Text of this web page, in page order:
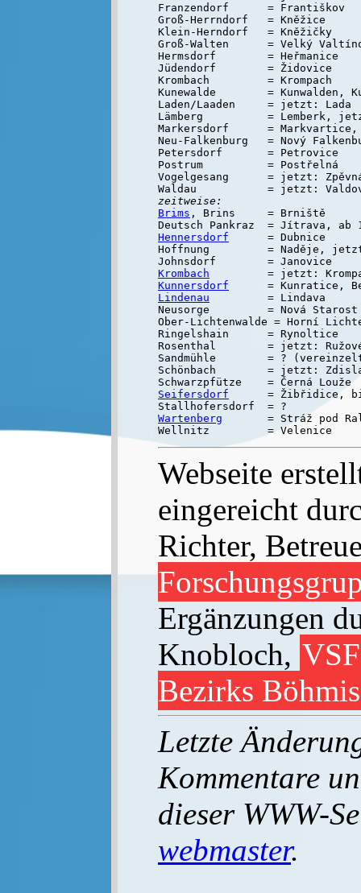
Franzendorf      = Františkov
Groß-Herrndorf   = Kněžice
Klein-Herndorf   = Kněžičky
Groß-Walten      = Velký
Hermsdorf        = Heřmanice
Jüdendorf        = Židovice
Krombach         = Krompach
Kunewalde        = Kunwalden,
Laden/Laaden     = jetzt: Lada
Lämberg          = Lemberk,
Markersdorf      = Markvartice,
Neu-Falkenburg   = Nový
Petersdorf       = Petrovice
Postrum          = Postřelná
Vogelgesang      = jetzt:
zeitweise:
Brims , Brins     = Brniště
Hennersdorf
      = Dubnice
Hoffnung         = Naděje, jetzt
Krombach
Kunnersdorf
Lindenau
         = Lindava
Neusorge         = Nová Starost
Ober-Lichtenwalde = Horní
Ringelshain      = Rynoltice
Rosenthal        = jetzt:
Sandmühle        = ?
Schönbach        = jetzt:
Seifersdorf
= Žibřidice,
Wartenberg
= Stráž pod
Webseite
eingereicht
Richter,
Ergänzungen
Knobloch,
Bezirks
Letzte
Kommentare
dieser WWW-
webmaster.